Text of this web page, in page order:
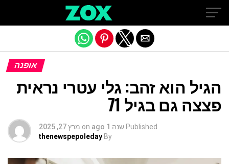
אופנה
הגיל הוא זהב: גלי עטרי נראית
פצצה גם בגיל 71
Published שנה 1 ago on מרץ 27, 2025
By
thenewspepoleday
Exit mobile version